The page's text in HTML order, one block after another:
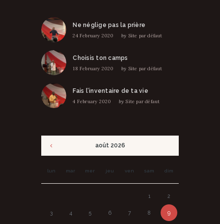
Ne néglige pas la prière
24 February 2020 by Site par défaut
Choisis ton camps
18 February 2020 by Site par défaut
Fais l’inventaire de ta vie
4 February 2020 by Site par défaut
août 2026
lun mar mer jeu ven sam dim
1 2
3 4 5 6 7 8 9